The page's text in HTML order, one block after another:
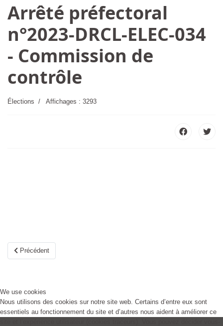
Arrêté préfectoral
n°2023-DRCL-ELEC-034
- Commission de
contrôle
Élections Affichages : 3293
Article précédent : Résultat Élections Municipales 2026 de SAINT-
Précédent
We use cookies
Nous utilisons des cookies sur notre site web. Certains d’entre eux sont
essentiels au fonctionnement du site et d’autres nous aident à améliorer ce